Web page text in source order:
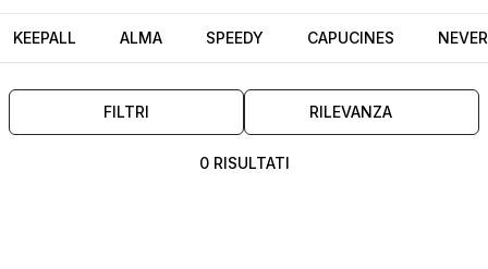
KEEPALL ALMA SPEEDY CAPUCINES
FILTRI RILEVANZA
0 RISULTATI